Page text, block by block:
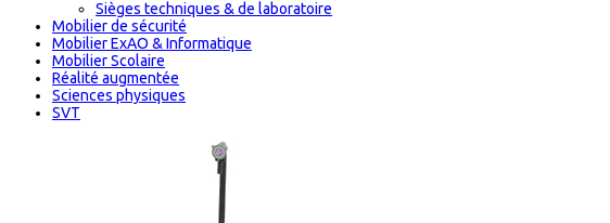
Sièges techniques & de laboratoire
Mobilier de sécurité
Mobilier ExAO & Informatique
Mobilier Scolaire
Réalité augmentée
Sciences physiques
SVT